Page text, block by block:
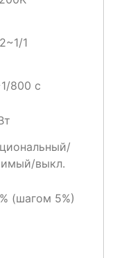
1
800 с
выкл.
(шагом 5%)